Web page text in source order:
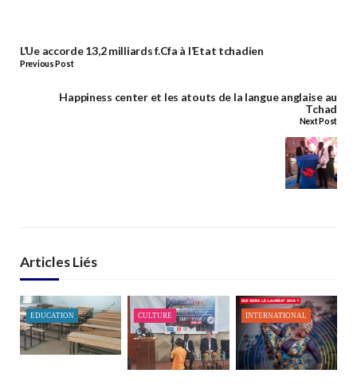
L’Ue accorde 13,2 milliards f.Cfa à l’Etat tchadien
Previous Post
Happiness center et les atouts de la langue anglaise au
Tchad
Next Post
Articles Liés
EDUCATION CULTURE INTERNATIONAL